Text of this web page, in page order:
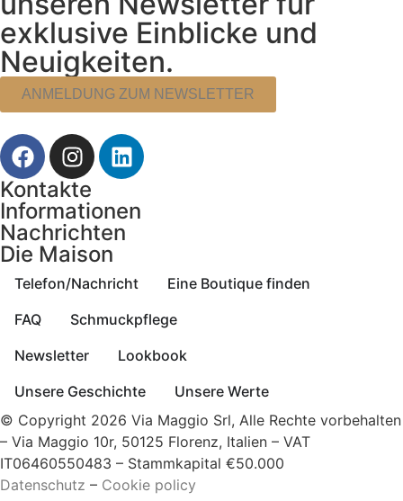
exklusive Einblicke und
Neuigkeiten.
ANMELDUNG ZUM NEWSLETTER
Kontakte
Informationen
Nachrichten
Die Maison
Telefon/Nachricht
Eine Boutique finden
FAQ
Schmuckpflege
Newsletter
Lookbook
Unsere Geschichte
Unsere Werte
© Copyright 2026 Via Maggio Srl, Alle Rechte vorbehalten
– Via Maggio 10r, 50125 Florenz, Italien – VAT
IT06460550483 – Stammkapital €50.000
Datenschutz – Cookie policy